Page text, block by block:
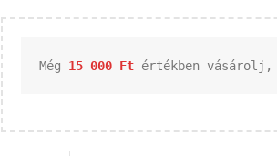
Még 15 000 Ft értékben vásárolj,